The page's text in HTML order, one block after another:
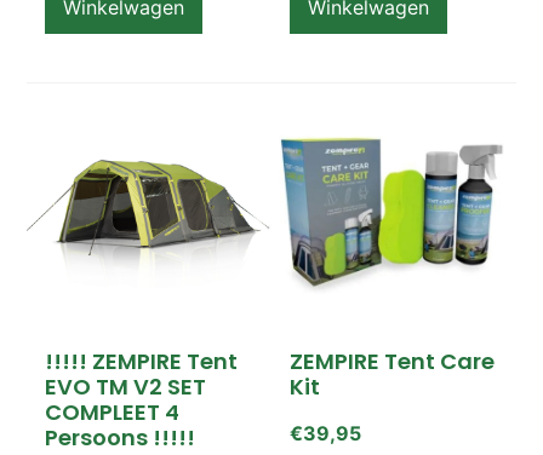
Winkelwagen Winkelwagen
!!!!! ZEMPIRE Tent
EVO TM V2 SET
COMPLEET 4
Persoons !!!!!
ZEMPIRE Tent Care
Kit
€39,95